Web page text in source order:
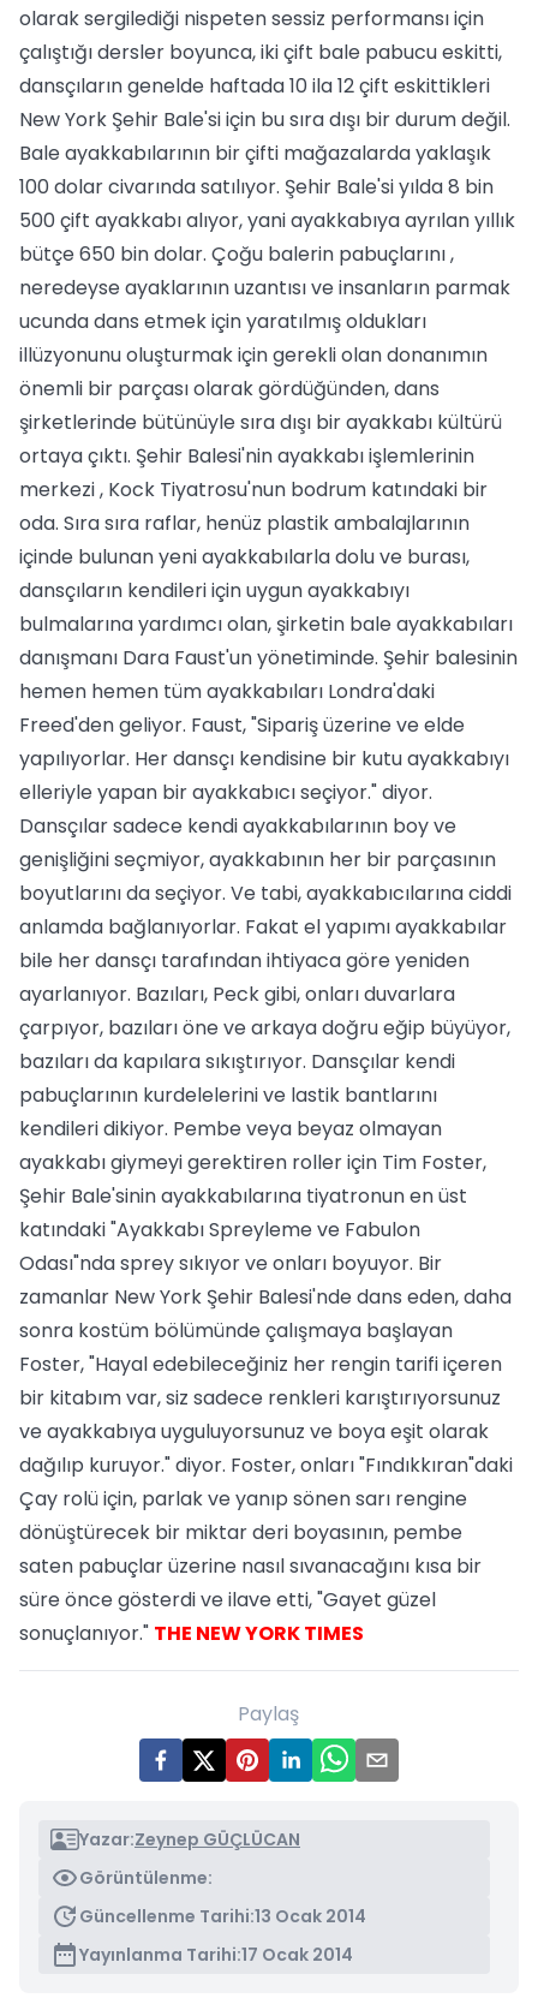
olarak sergilediği nispeten sessiz performansı için
çalıştığı dersler boyunca, iki çift bale pabucu eskitti,
dansçıların genelde haftada 10 ila 12 çift eskittikleri
New York Şehir Bale'si için bu sıra dışı bir durum değil.
Bale ayakkabılarının bir çifti mağazalarda yaklaşık
100 dolar civarında satılıyor. Şehir Bale'si yılda 8 bin
500 çift ayakkabı alıyor, yani ayakkabıya ayrılan yıllık
bütçe 650 bin dolar. Çoğu balerin pabuçlarını ,
neredeyse ayaklarının uzantısı ve insanların parmak
ucunda dans etmek için yaratılmış oldukları
illüzyonunu oluşturmak için gerekli olan donanımın
önemli bir parçası olarak gördüğünden, dans
şirketlerinde bütünüyle sıra dışı bir ayakkabı kültürü
ortaya çıktı. Şehir Balesi'nin ayakkabı işlemlerinin
merkezi , Kock Tiyatrosu'nun bodrum katındaki bir
oda. Sıra sıra raflar, henüz plastik ambalajlarının
içinde bulunan yeni ayakkabılarla dolu ve burası,
dansçıların kendileri için uygun ayakkabıyı
bulmalarına yardımcı olan, şirketin bale ayakkabıları
danışmanı Dara Faust'un yönetiminde. Şehir balesinin
hemen hemen tüm ayakkabıları Londra'daki
Freed'den geliyor. Faust, "Sipariş üzerine ve elde
yapılıyorlar. Her dansçı kendisine bir kutu ayakkabıyı
elleriyle yapan bir ayakkabıcı seçiyor." diyor.
Dansçılar sadece kendi ayakkabılarının boy ve
genişliğini seçmiyor, ayakkabının her bir parçasının
boyutlarını da seçiyor. Ve tabi, ayakkabıcılarına ciddi
anlamda bağlanıyorlar. Fakat el yapımı ayakkabılar
bile her dansçı tarafından ihtiyaca göre yeniden
ayarlanıyor. Bazıları, Peck gibi, onları duvarlara
çarpıyor, bazıları öne ve arkaya doğru eğip büyüyor,
bazıları da kapılara sıkıştırıyor. Dansçılar kendi
pabuçlarının kurdelelerini ve lastik bantlarını
kendileri dikiyor. Pembe veya beyaz olmayan
ayakkabı giymeyi gerektiren roller için Tim Foster,
Şehir Bale'sinin ayakkabılarına tiyatronun en üst
katındaki "Ayakkabı Spreyleme ve Fabulon
Odası"nda sprey sıkıyor ve onları boyuyor. Bir
zamanlar New York Şehir Balesi'nde dans eden, daha
sonra kostüm bölümünde çalışmaya başlayan
Foster, "Hayal edebileceğiniz her rengin tarifi içeren
bir kitabım var, siz sadece renkleri karıştırıyorsunuz
ve ayakkabıya uyguluyorsunuz ve boya eşit olarak
dağılıp kuruyor." diyor. Foster, onları "Fındıkkıran"daki
Çay rolü için, parlak ve yanıp sönen sarı rengine
dönüştürecek bir miktar deri boyasının, pembe
saten pabuçlar üzerine nasıl sıvanacağını kısa bir
süre önce gösterdi ve ilave etti, "Gayet güzel
sonuçlanıyor." THE NEW YORK TIMES
Paylaş
Yazar:Zeynep GÜÇLÜCAN
Görüntülenme:
Güncellenme Tarihi:13 Ocak 2014
Yayınlanma Tarihi:17 Ocak 2014